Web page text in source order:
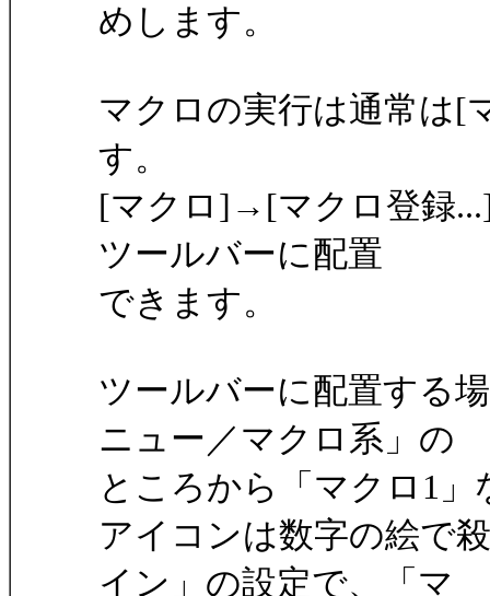
めします。
マクロの実行は通常は
す。
[マクロ]→[マクロ登録
ツールバーに配置
できます。
ツールバーに配置する
ニュー／マクロ系」の
ところから「マクロ1
アイコンは数字の絵で
イン」の設定で、「マ